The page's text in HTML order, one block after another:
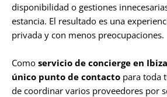
disponibilidad o gestiones
estancia. El resultado es una
privada y con menos preocupaciones.
Como servicio de concierge en Ibiza
único punto de contacto para toda
de coordinar varios proveedores por